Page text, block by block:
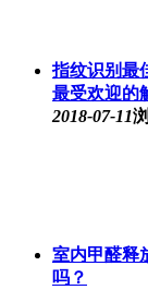
指纹识别最
最受欢迎的
2018-07-11
室内甲醛释
吗？